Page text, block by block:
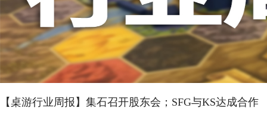
【桌游行业周报】集石召开股东会；SFG与KS达成合作